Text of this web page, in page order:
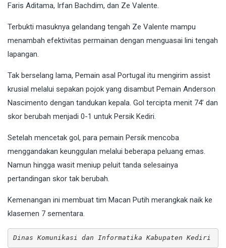
Faris Aditama, Irfan Bachdim, dan Ze Valente.
Terbukti masuknya gelandang tengah Ze Valente mampu
menambah efektivitas permainan dengan menguasai lini tengah
lapangan.
Tak berselang lama, Pemain asal Portugal itu mengirim assist
krusial melalui sepakan pojok yang disambut Pemain Anderson
Nascimento dengan tandukan kepala. Gol tercipta menit 74’ dan
skor berubah menjadi 0-1 untuk Persik Kediri.
Setelah mencetak gol, para pemain Persik mencoba
menggandakan keunggulan melalui beberapa peluang emas.
Namun hingga wasit meniup peluit tanda selesainya
pertandingan skor tak berubah.
Kemenangan ini membuat tim Macan Putih merangkak naik ke
klasemen 7 sementara.
Dinas Komunikasi dan Informatika Kabupaten Kediri